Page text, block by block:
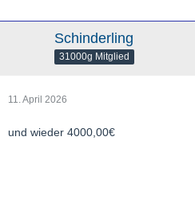
Schinderling
31000g Mitglied
11. April 2026
und wieder 4000,00€